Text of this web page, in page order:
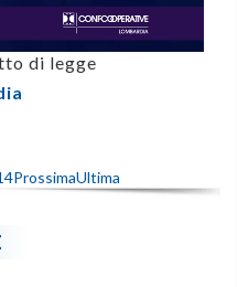
di legge
ProssimaUltima